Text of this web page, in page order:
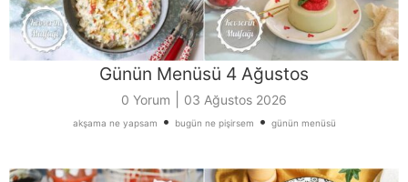
Günün Menüsü 4 Ağustos
0 Yorum 03 Ağustos 2026
akşama ne yapsam • bugün ne pişirsem • günün menüsü